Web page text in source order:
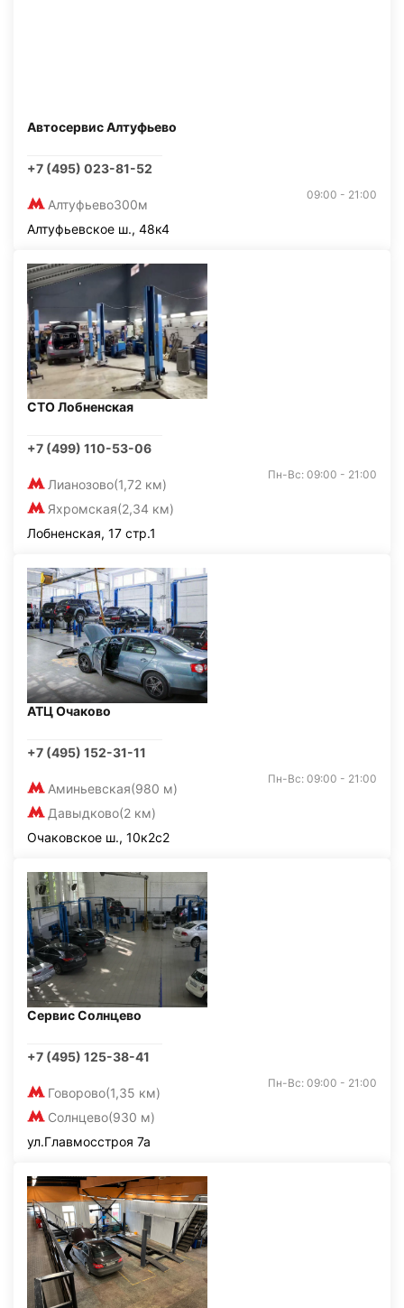
Автосервис Алтуфьево
+7 (495) 023-81-52
Алтуфьево300м
09:00 - 21:00
Алтуфьевское ш., 48к4
СТО Лобненская
+7 (499) 110-53-06
Лианозово(1,72 км)
Яхромская(2,34 км)
Пн-Вс: 09:00 - 21:00
Лобненская, 17 стр.1
АТЦ Очаково
+7 (495) 152-31-11
Аминьевская(980 м)
Давыдково(2 км)
Пн-Вс: 09:00 - 21:00
Очаковское ш., 10к2с2
Сервис Солнцево
+7 (495) 125-38-41
Говорово(1,35 км)
Солнцево(930 м)
Пн-Вс: 09:00 - 21:00
ул.Главмосстроя 7а